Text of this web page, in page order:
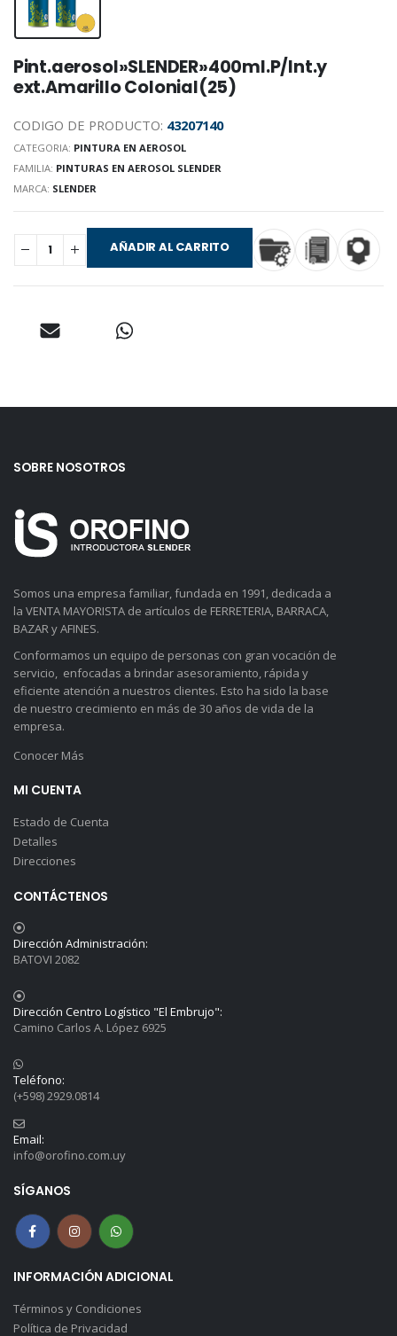
Pint.aerosol»SLENDER»400ml.P/Int.y
ext.Amarillo Colonial(25)
CODIGO DE PRODUCTO: 43207140
CATEGORIA: PINTURA EN AEROSOL
FAMILIA: PINTURAS EN AEROSOL SLENDER
MARCA: SLENDER
AÑADIR AL CARRITO
SOBRE NOSOTROS
Somos una empresa familiar, fundada en 1991, dedicada a
la VENTA MAYORISTA de artículos de FERRETERIA, BARRACA,
BAZAR y AFINES.
Conformamos un equipo de personas con gran vocación de
servicio, enfocadas a brindar asesoramiento, rápida y
eficiente atención a nuestros clientes. Esto ha sido la base
de nuestro crecimiento en más de 30 años de vida de la
empresa.
Conocer Más
MI CUENTA
Estado de Cuenta
Detalles
Direcciones
CONTÁCTENOS
Dirección Administración:
BATOVI 2082
Dirección Centro Logístico "El Embrujo":
Camino Carlos A. López 6925
Teléfono:
(+598) 2929.0814
Email:
info@orofino.com.uy
SÍGANOS
INFORMACIÓN ADICIONAL
Términos y Condiciones
Política de Privacidad